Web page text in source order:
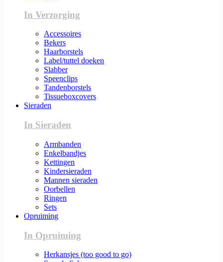
In Verzorging
Accessoires
Bekers
Haarborstels
Label/tuttel doeken
Slabber
Speenclips
Tandenborstels
Tissueboxcovers
Sieraden
In Sieraden
Armbanden
Enkelbandjes
Kettingen
Kindersieraden
Mannen sieraden
Oorbellen
Ringen
Sets
Opruiming
In Opruiming
Herkansjes (too good to go)